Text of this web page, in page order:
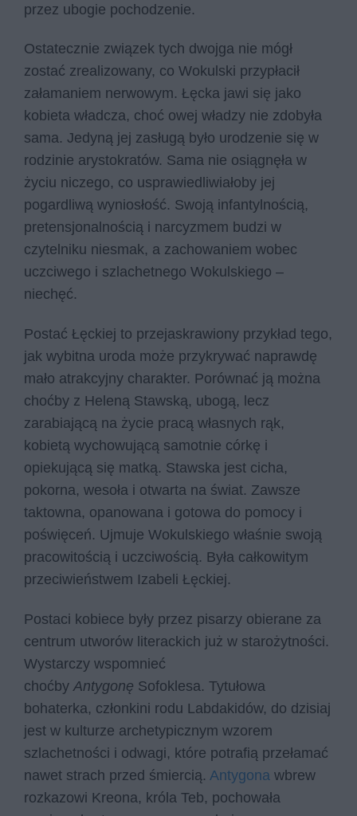
przez ubogie pochodzenie.
Ostatecznie związek tych dwojga nie mógł
zostać zrealizowany, co Wokulski przypłacił
załamaniem nerwowym. Łęcka jawi się jako
kobieta władcza, choć owej władzy nie zdobyła
sama. Jedyną jej zasługą było urodzenie się w
rodzinie arystokratów. Sama nie osiągnęła w
życiu niczego, co usprawiedliwiałoby jej
pogardliwą wyniosłość. Swoją infantylnością,
pretensjonalnością i narcyzmem budzi w
czytelniku niesmak, a zachowaniem wobec
uczciwego i szlachetnego Wokulskiego –
niechęć.
Postać Łęckiej to przejaskrawiony przykład tego,
jak wybitna uroda może przykrywać naprawdę
mało atrakcyjny charakter. Porównać ją można
choćby z Heleną Stawską, ubogą, lecz
zarabiającą na życie pracą własnych rąk,
kobietą wychowującą samotnie córkę i
opiekującą się matką. Stawska jest cicha,
pokorna, wesoła i otwarta na świat. Zawsze
taktowna, opanowana i gotowa do pomocy i
poświęceń. Ujmuje Wokulskiego właśnie swoją
pracowitością i uczciwością. Była całkowitym
przeciwieństwem Izabeli Łęckiej.
Postaci kobiece były przez pisarzy obierane za
centrum utworów literackich już w starożytności.
Wystarczy wspomnieć
choćby Antygonę Sofoklesa. Tytułowa
bohaterka, członkini rodu Labdakidów, do dzisiaj
jest w kulturze archetypicznym wzorem
szlachetności i odwagi, które potrafią przełamać
nawet strach przed śmiercią. Antygona wbrew
rozkazowi Kreona, króla Teb, pochowała